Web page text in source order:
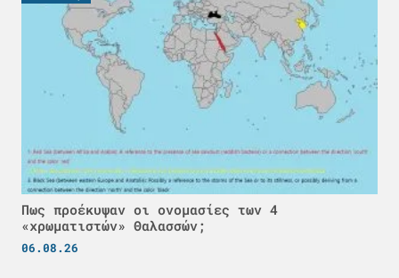
Πως προέκυψαν οι ονομασίες των 4
«χρωματιστών» Θαλασσών;
06.08.26